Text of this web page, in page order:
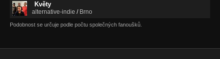
Květy
alternative-indie / Brno
Podobnost se určuje podle počtu společných fanoušků.